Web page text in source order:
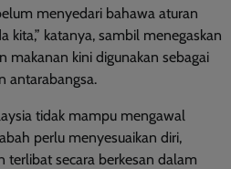
menyedari bahawa aturan
kita,” katanya, sambil menegaskan
makanan kini digunakan sebagai
antarabangsa.
tidak mampu mengawal
perlu menyesuaikan diri,
terlibat secara berkesan dalam